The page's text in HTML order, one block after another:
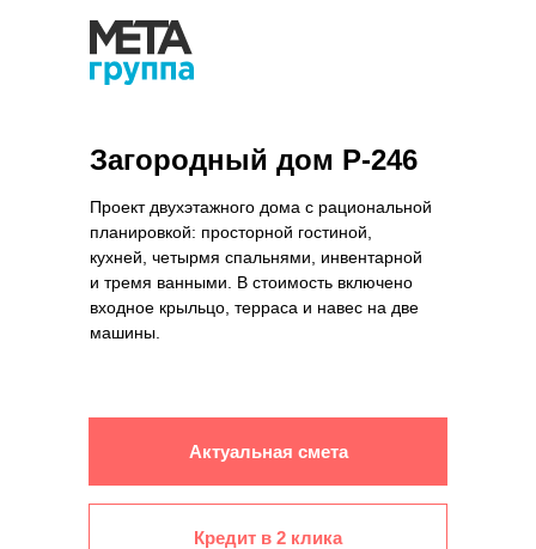
Загородный дом Р-246
Проект двухэтажного дома с рациональной
планировкой: просторной гостиной,
кухней, четырмя спальнями, инвентарной
и тремя ванными. В стоимость включено
входное крыльцо, терраса и навес на две
машины.
Актуальная смета
Кредит в 2 клика